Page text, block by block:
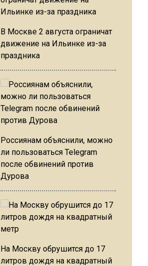
В Москве 2 августа ограничат
движение на Ильинке из-за
праздника
Россиянам объяснили, можно
ли пользоваться Telegram
после обвинений против
Дурова
На Москву обрушится до 17
литров дождя на квадратный